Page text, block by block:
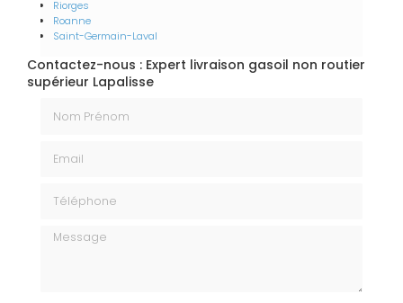
Riorges
Roanne
Saint-Germain-Laval
Contactez-nous : Expert livraison gasoil non routier
supérieur Lapalisse
Message